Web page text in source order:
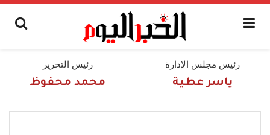
رئيس مجلس الإدارة
ياسر عطية
رئيس التحرير
محمد محفوظ